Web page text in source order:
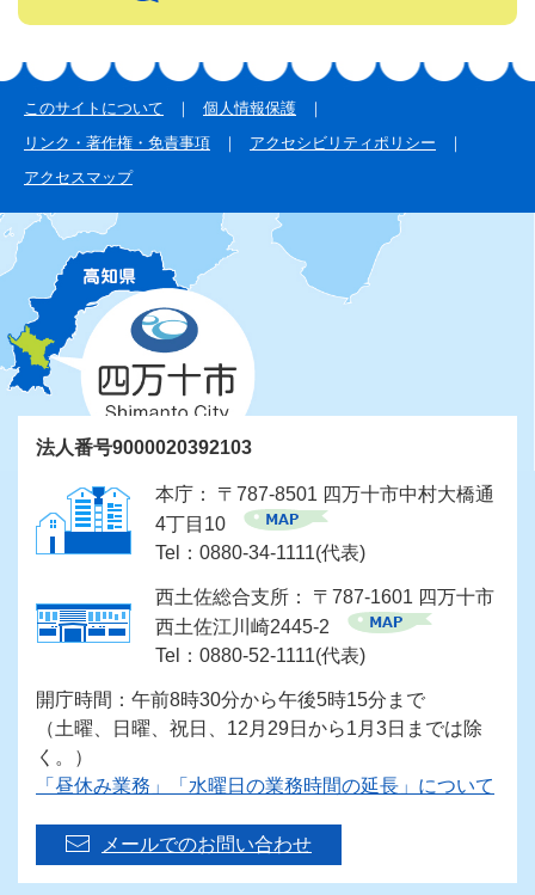
このサイトについて
個人情報保護
リンク・著作権・免責事項
アクセシビリティポリシー
アクセスマップ
法人番号9000020392103
本庁： 〒787-8501 四万十市中村大橋通
4丁目10
Tel：0880-34-1111(代表)
西土佐総合支所： 〒787-1601 四万十市
西土佐江川崎2445-2
Tel：0880-52-1111(代表)
開庁時間：午前8時30分から午後5時15分まで
（土曜、日曜、祝日、12月29日から1月3日までは除
く。）
「昼休み業務」「水曜日の業務時間の延長」について
メールでのお問い合わせ